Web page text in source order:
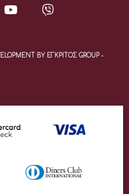
BY ΕΓΚΡΙΤΟΣ GROUP -